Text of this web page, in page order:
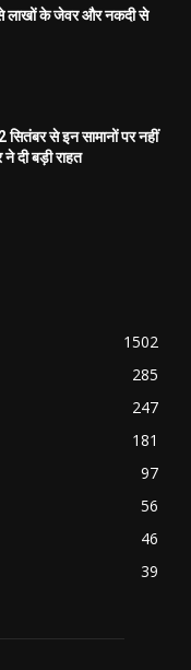
से लाखों के जेवर और नकदी से
से इन सामानों पर नहीं
दी बड़ी राहत
1502
285
247
181
97
56
46
39